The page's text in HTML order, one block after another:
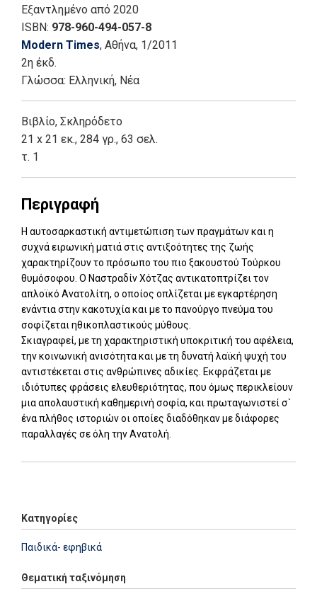
Εξαντλημένο από 2020
ISBN: 978-960-494-057-8
Modern Times, Αθήνα, 1/2011
2η έκδ.
Γλώσσα: Ελληνική, Νέα
Βιβλίο, Σκληρόδετο
21 x 21 εκ., 284 γρ., 63 σελ.
τ. 1
Περιγραφή
Η αυτοσαρκαστική αντιμετώπιση των πραγμάτων και η
συχνά ειρωνική ματιά στις αντιξοότητες της ζωής
χαρακτηρίζουν το πρόσωπο του πιο ξακουστού Τούρκου
θυμόσοφου. Ο Ναστραδίν Χότζας αντικατοπτρίζει τον
απλοϊκό Ανατολίτη, ο οποίος οπλίζεται με εγκαρτέρηση
ενάντια στην κακοτυχία και με το πανούργο πνεύμα του
σοφίζεται ηθικοπλαστικούς μύθους.
Σκιαγραφεί, με τη χαρακτηριστική υποκριτική του αφέλεια,
την κοινωνική ανισότητα και με τη δυνατή λαϊκή ψυχή του
αντιστέκεται στις ανθρώπινες αδικίες. Εκφράζεται με
ιδιότυπες φράσεις ελευθεριότητας, που όμως περικλείουν
μια απολαυστική καθημερινή σοφία, και πρωταγωνιστεί σ`
ένα πλήθος ιστοριών οι οποίες διαδόθηκαν με διάφορες
παραλλαγές σε όλη την Ανατολή.
Κατηγορίες
Παιδικά- εφηβικά
Θεματική ταξινόμηση